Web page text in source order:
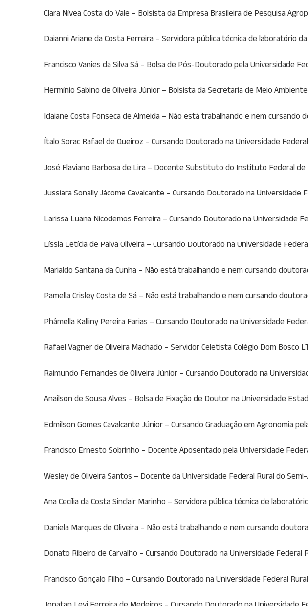
Clara Nívea Costa do Vale – Bolsista da Empresa Brasileira de Pesquisa
Daianni Ariane da Costa Ferreira – Servidora pública técnica de laboratório
Francisco Vanies da Silva Sá – Bolsa de Pós-Doutorado pela Universidade
Hermínio Sabino de Oliveira Júnior – Bolsista da Secretaria de Meio
Idaiane Costa Fonseca de Almeida – Não está trabalhando e nem cursando
Ítalo Sorac Rafael de Queiroz – Cursando Doutorado na Universidade
José Flaviano Barbosa de Lira – Docente Substituto do Instituto Federal de
Jussiara Sonally Jácome Cavalcante – Cursando Doutorado na Universidade
Larissa Luana Nicodemos Ferreira – Cursando Doutorado na Universidade
Líssia Letícia de Paiva Oliveira – Cursando Doutorado na Universidade
Marialdo Santana da Cunha – Não está trabalhando e nem cursando
Pamella Crisley Costa de Sá – Não está trabalhando e nem cursando
Phâmella Kalliny Pereira Farias – Cursando Doutorado na Universidade
Rafael Vagner de Oliveira Machado – Servidor Celetista Colégio Dom Bosco
Raimundo Fernandes de Oliveira Júnior – Cursando Doutorado na
Anailson de Sousa Alves – Bolsa de Fixação de Doutor na Universidade
Edmilson Gomes Cavalcante Júnior – Cursando Graduação em Agronomia
Francisco Ernesto Sobrinho – Docente Aposentado pela Universidade
Wesley de Oliveira Santos – Docente da Universidade Federal Rural do
Ana Cecília da Costa Sinclair Marinho – Servidora pública técnica de
Daniela Marques de Oliveira – Não está trabalhando e nem cursando
Donato Ribeiro de Carvalho – Cursando Doutorado na Universidade Federal
Francisco Gonçalo Filho – Cursando Doutorado na Universidade Federal
Jonatan Levi Ferreira de Medeiros – Cursando Doutorado na Universidade